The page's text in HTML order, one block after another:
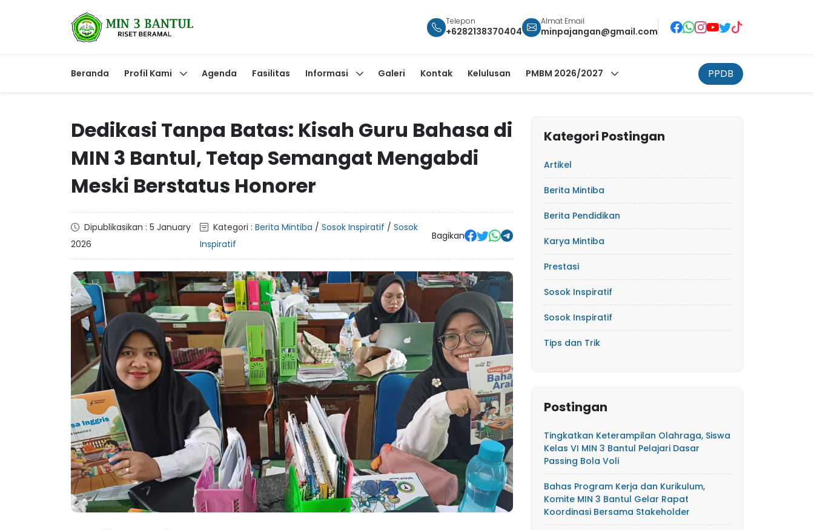
Telepon
+6282138370404
Almat Email
minpajangan@gmail.com
Beranda Profil Kami Agenda Fasilitas Informasi Galeri Kontak Kelulusan PMBM 2026/2027 PPDB
Dedikasi Tanpa Batas: Kisah Guru Bahasa di
MIN 3 Bantul, Tetap Semangat Mengabdi
Meski Berstatus Honorer
Dipublikasikan : 5 January
2026
Kategori :Berita Mintiba /Sosok Inspiratif /Sosok
Inspiratif
Bagikan
Kategori Postingan
Artikel
Berita Mintiba
Berita Pendidikan
Karya Mintiba
Prestasi
Sosok Inspiratif
Sosok Inspiratif
Tips dan Trik
Postingan
Tingkatkan Keterampilan Olahraga, Siswa
Kelas VI MIN 3 Bantul Pelajari Dasar
Passing Bola Voli
Bahas Program Kerja dan Kurikulum,
Komite MIN 3 Bantul Gelar Rapat
Koordinasi Bersama Stakeholder